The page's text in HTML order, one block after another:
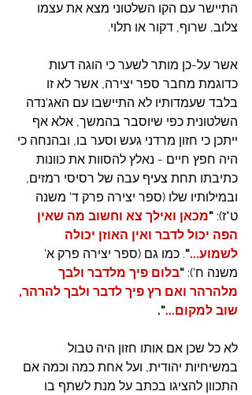
התיישר עם הקו השלטוני מצא את עצמו
צלוב, שרוף, דקור או תלוי.
אשר על-כן מותר לשער כי הוגה דעות
כדוגמת מחבר ספר יצירה, אשר לא זו
בלבד שעמדותיו לא התיישבו עם האג'נדה
השלטונית כפי שיוסבר בהמשך, אלא אף
ייתכן כי חזון מרדני געש וסער בו, ובהנחה כי
היה חפץ חיים - נאלץ להסוות את כוונות
כתיבתו תחת צעיף עבה של רסיסי רמזים,
ובמילותיו שלו (ספר יצירה פרק ד' משנה
ט"ז): "מכאן ואילך צא וחשוב מה שאין
הפה יכול לדבר ואין האוזן יכולה
לשמוע..."
. כמו גם (ספר יצירה פרק א'
משנה ח'): "בלום פיך מלדבר ולבך
מלהרהר ואם רץ פיך לדבר ולבך להרהר,
שוב למקום...".
לא כל שכן אם אותו חזון היה טבול
במשיחיות יהודית, ועל אחת כמה וכמה אם
התכוון להציגו בכתב על מנת לשתף בו